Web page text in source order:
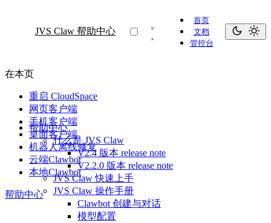
JVS Claw 帮助中心
首页
文档
管控台
帮助中心
什么是 JVS Claw
V2.4 版本 release note
V2.2.0 版本 release note
JVS Claw 快速上手
JVS Claw 操作手册
Clawbot 创建与对话
模型配置
在本页
重启 CloudSpace
网页客户端
手机客户端
桌面客户端
机器人离线修复
云端Clawbot
本地Clawbot
帮助中心